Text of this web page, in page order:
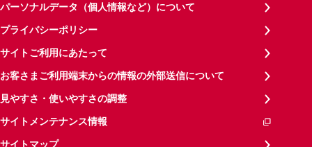
パーソナルデータ（個人情報など）について
プライバシーポリシー
サイトご利用にあたって
お客さまご利用端末からの情報の外部送信について
見やすさ・使いやすさの調整
サイトメンテナンス情報
サイトマップ